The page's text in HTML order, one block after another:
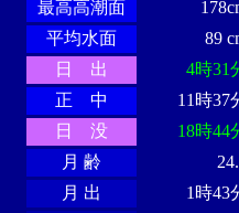
最高高潮面
平均水面
89
日 出
4時31
正 中
11時37
日 没
18時44
月 齢
月 出
1時43